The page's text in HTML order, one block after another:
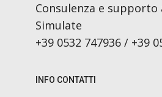
Consulenza e supporto
Simulate
+39 0532 747936 / +39
INFO CONTATTI